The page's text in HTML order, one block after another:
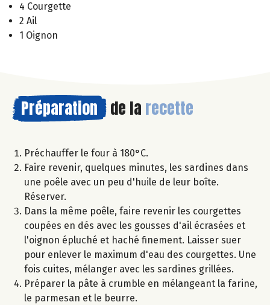
4 Courgette
2 Ail
1 Oignon
Préparation de la recette
Préchauffer le four à 180°C.
Faire revenir, quelques minutes, les sardines dans
une poêle avec un peu d'huile de leur boîte.
Réserver.
Dans la même poêle, faire revenir les courgettes
coupées en dés avec les gousses d'ail écrasées et
l'oignon épluché et haché finement. Laisser suer
pour enlever le maximum d'eau des courgettes. Une
fois cuites, mélanger avec les sardines grillées.
Préparer la pâte à crumble en mélangeant la farine,
le parmesan et le beurre.